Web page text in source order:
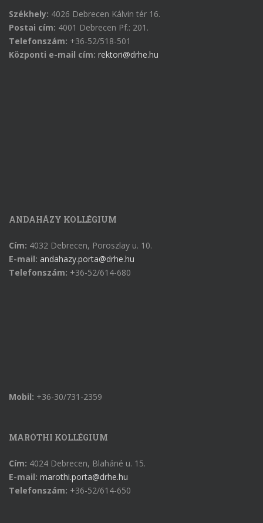
Székhely: 4026 Debrecen Kálvin tér 16.
Postai cím: 4001 Debrecen Pf.: 201.
Telefonszám: +36-52/518-501
Központi e-mail cím: rektori@drhe.hu
ANDAHÁZY KOLLÉGIUM
Cím: 4032 Debrecen, Poroszlay u. 10.
E-mail: andahazy.porta@drhe.hu
Telefonszám: +36-52/614-680
Mobil: +36-30/731-2359
MARÓTHI KOLLÉGIUM
Cím: 4024 Debrecen, Blaháné u. 15.
E-mail: marothi.porta@drhe.hu
Telefonszám: +36-52/614-650